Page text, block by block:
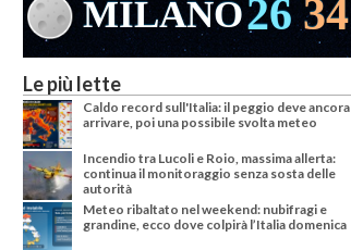
MILANO26 34
Le più lette
Caldo record sull'Italia: il peggio deve ancora
arrivare, poi una possibile svolta meteo
Incendio tra Lucoli e Roio, massima allerta:
continua il monitoraggio senza sosta delle
autorità
Meteo ribaltato nel weekend: nubifragi e
grandine, ecco dove colpirà l’Italia domenica